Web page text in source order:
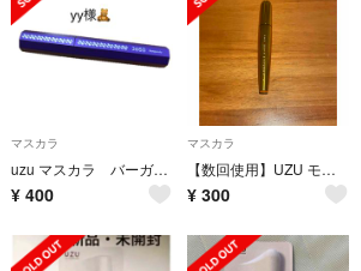
マスカラ
uzu マスカラ バーガンディ
¥ 400
マスカラ
【数回使用】UZU モテマスカラ 8
¥ 300